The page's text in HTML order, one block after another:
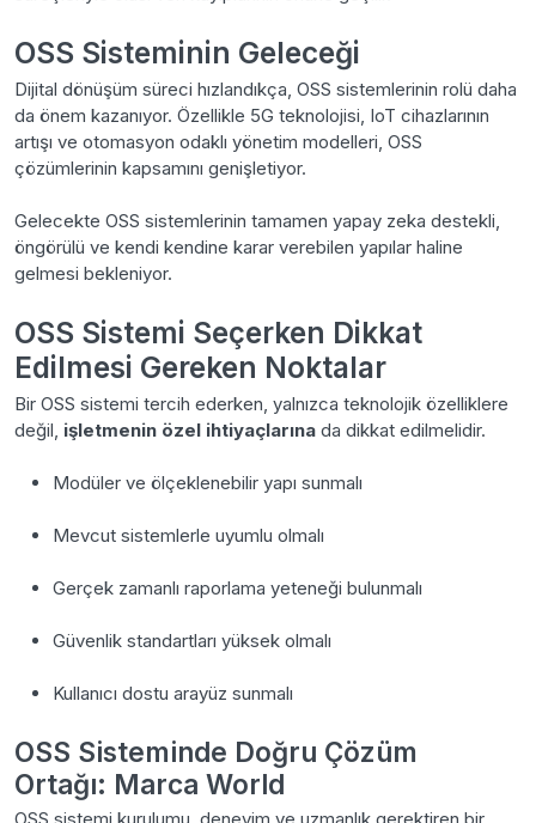
OSS Sisteminin Geleceği
Dijital dönüşüm süreci hızlandıkça, OSS sistemlerinin rolü daha
da önem kazanıyor. Özellikle 5G teknolojisi, IoT cihazlarının
artışı ve otomasyon odaklı yönetim modelleri, OSS
çözümlerinin kapsamını genişletiyor.
Gelecekte OSS sistemlerinin tamamen yapay zeka destekli,
öngörülü ve kendi kendine karar verebilen yapılar haline
gelmesi bekleniyor.
OSS Sistemi Seçerken Dikkat
Edilmesi Gereken Noktalar
Bir OSS sistemi tercih ederken, yalnızca teknolojik özelliklere
değil, işletmenin özel ihtiyaçlarına da dikkat edilmelidir.
Modüler ve ölçeklenebilir yapı sunmalı
Mevcut sistemlerle uyumlu olmalı
Gerçek zamanlı raporlama yeteneği bulunmalı
Güvenlik standartları yüksek olmalı
Kullanıcı dostu arayüz sunmalı
OSS Sisteminde Doğru Çözüm
Ortağı: Marca World